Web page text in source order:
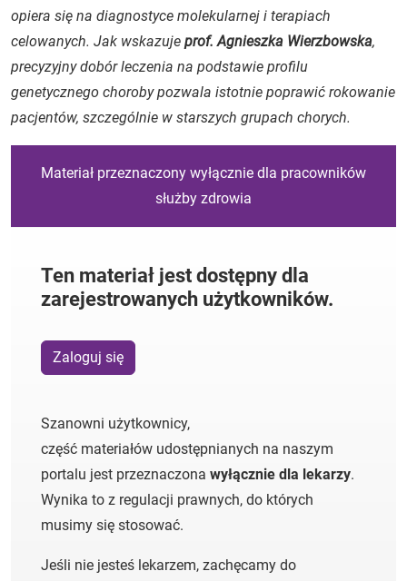
opiera się na diagnostyce molekularnej i terapiach
celowanych. Jak wskazuje prof. Agnieszka Wierzbowska,
precyzyjny dobór leczenia na podstawie profilu
genetycznego choroby pozwala istotnie poprawić rokowanie
pacjentów, szczególnie w starszych grupach chorych.
Materiał przeznaczony wyłącznie dla pracowników
służby zdrowia
Ten materiał jest dostępny dla
zarejestrowanych użytkowników.
Zaloguj się
Szanowni użytkownicy,
część materiałów udostępnianych na naszym
portalu jest przeznaczona wyłącznie dla lekarzy.
Wynika to z regulacji prawnych, do których
musimy się stosować.
Jeśli nie jesteś lekarzem, zachęcamy do